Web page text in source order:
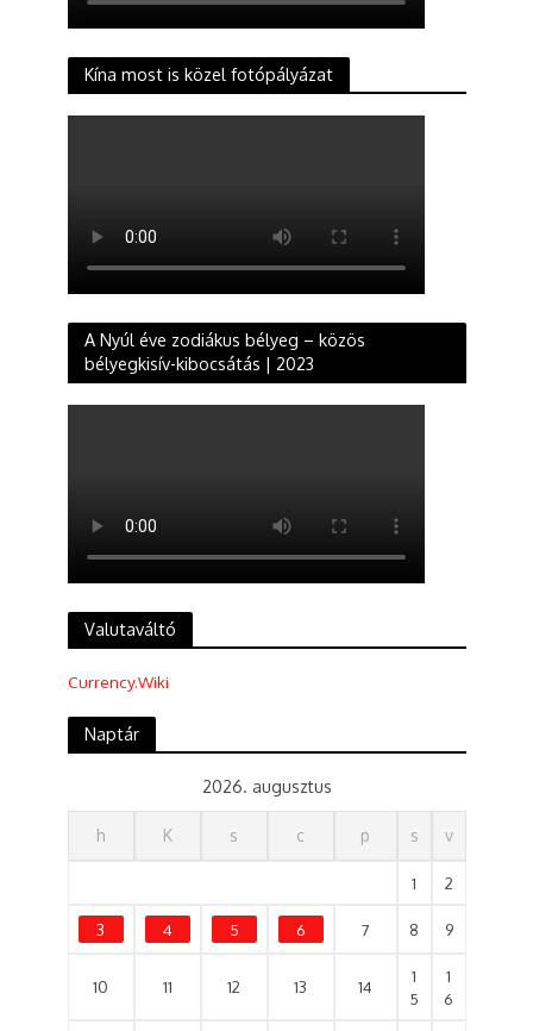
Kína most is közel fotópályázat
A Nyúl éve zodiákus bélyeg – közös
bélyegkisív-kibocsátás | 2023
Valutaváltó
Currency.Wiki
Naptár
2026. augusztus
h K s c p s v
1 2
3 4 5 6 7 8 9
10 11 12 13 14
1
5
1
6